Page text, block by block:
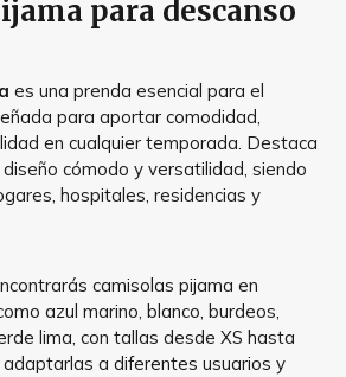
para descanso
es una prenda esencial para el
para aportar comodidad,
en cualquier temporada. Destaca
cómodo y versatilidad, siendo
hospitales, residencias y
camisolas pijama en
azul marino, blanco, burdeos,
lima, con tallas desde XS hasta
a diferentes usuarios y